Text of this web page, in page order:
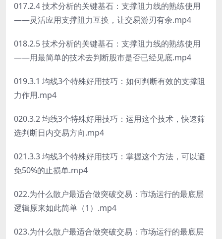
017.2.4 技术分析的关键基石：支撑阻力线的熟练使用
——灵活应用支撑阻力互换，让交易游刃有余.mp4
018.2.5 技术分析的关键基石：支撑阻力线的熟练使用
——用最简单的技术去判断股市是否已经见底.mp4
019.3.1 均线3个特殊好用技巧：如何判断有效的支撑阻
力作用.mp4
020.3.2 均线3个特殊好用技巧：运用这个技术，快速筛
选判断日内交易方向.mp4
021.3.3 均线3个特殊好用技巧：掌握这个方法，可以避
免50%的止损单.mp4
022.为什么散户最适合做突破交易：市场运行的最底层
逻辑原来如此简单（1）.mp4
023.为什么散户最适合做突破交易：市场运行的最底层